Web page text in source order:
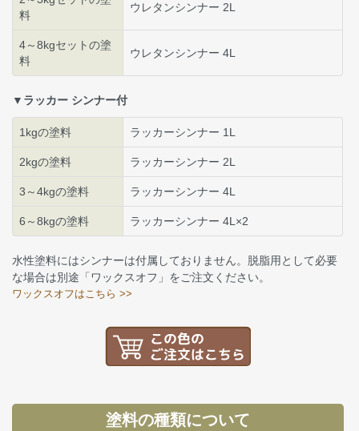
料
ウレタンシンナー 2L
4～8kgセットの塗
料
ウレタンシンナー 4L
▼ラッカー シンナー付
1kgの塗料 ラッカーシンナー 1L
2kgの塗料 ラッカーシンナー 2L
3～4kgの塗料 ラッカーシンナー 4L
6～8kgの塗料 ラッカーシンナー 4L×2
水性塗料にはシンナーは付属しておりません。脱脂用として必要
な場合は別途「ワックスオフ」をご注文ください。
ワックスオフはこちら >>
塗料の種類について